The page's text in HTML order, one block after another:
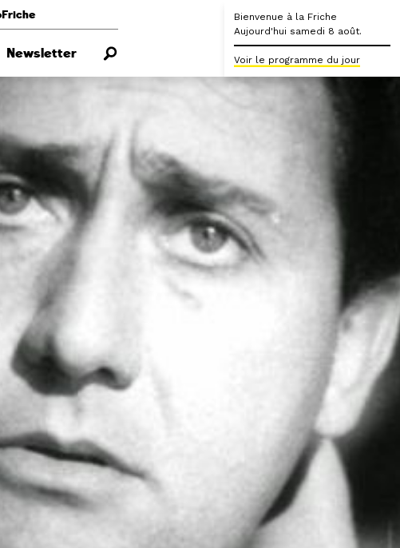
Newsletter
Bienvenue à la Friche
Aujourd'hui samedi 8 août.
Voir le programme du jour